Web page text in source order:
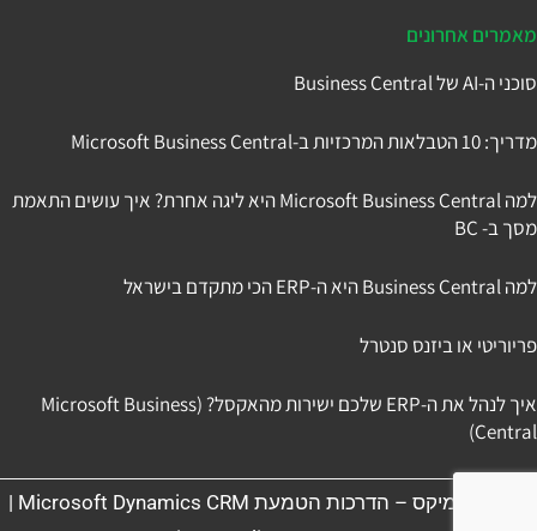
מאמרים אחרונים
סוכני ה-AI של Business Central
מדריך: 10 הטבלאות המרכזיות ב-Microsoft Business Central
למה Microsoft Business Central היא ליגה אחרת? איך עושים התאמת
מסך ב- BC
למה Business Central היא ה-ERP הכי מתקדם בישראל
פריוריטי או ביזנס סנטרל
איך לנהל את ה-ERP שלכם ישירות מהאקסל? (Microsoft Business
Central)
תניב דיינמיקס – הדרכות הטמעת Microsoft Dynamics CRM |